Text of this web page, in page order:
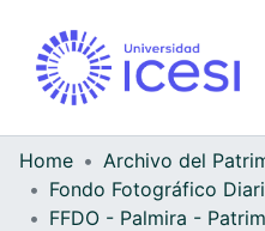
Home